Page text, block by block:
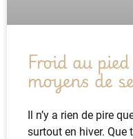
Froid au
moyens de
Il n’y a rien de pire
surtout en hiver. Que